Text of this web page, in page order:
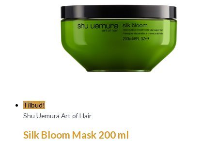
Tilbud!
Shu Uemura Art of Hair
Silk Bloom Mask 200 ml